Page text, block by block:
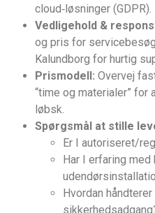
cloud‑løsninger (GDPR).
Vedligehold &
og pris for
Kalundborg for hurtig
Prismodell: Overvej
“time og materialer” for
løbsk.
Spørgsmål at stille
Er I autoriseret/
Har I erfaring
Hvordan